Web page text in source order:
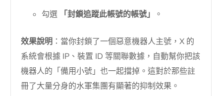
勾選
「封鎖追蹤此帳號的帳號」 。
效果說明 ：當你封鎖了一個惡意機器人主號，X 的
系統會根據 IP、裝置 ID 等關聯數據，自動幫你把該
機器人的「備用小號」也一起擋掉。這對於那些註
冊了大量分身的水軍集團有顯著的抑制效果。